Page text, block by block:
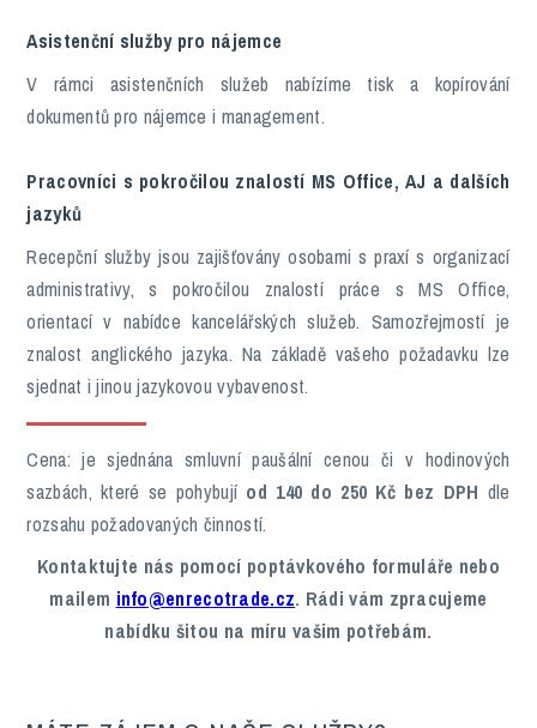
Asistenční služby pro nájemce
V rámci asistenčních služeb nabízíme tisk a kopírování
dokumentů pro nájemce i management.
Pracovníci s pokročilou znalostí MS Office, AJ a dalších
jazyků
Recepční služby jsou zajišťovány osobami s praxí s organizací
administrativy, s pokročilou znalostí práce s MS Office,
orientací v nabídce kancelářských služeb. Samozřejmostí je
znalost anglického jazyka. Na základě vašeho požadavku lze
sjednat i jinou jazykovou vybavenost.
Cena: je sjednána smluvní paušální cenou či v hodinových
sazbách, které se pohybují od 140 do 250 Kč bez DPH dle
rozsahu požadovaných činností.
Kontaktujte nás pomocí poptávkového formuláře nebo
mailem info@enrecotrade.cz. Rádi vám zpracujeme
nabídku šitou na míru vašim potřebám.